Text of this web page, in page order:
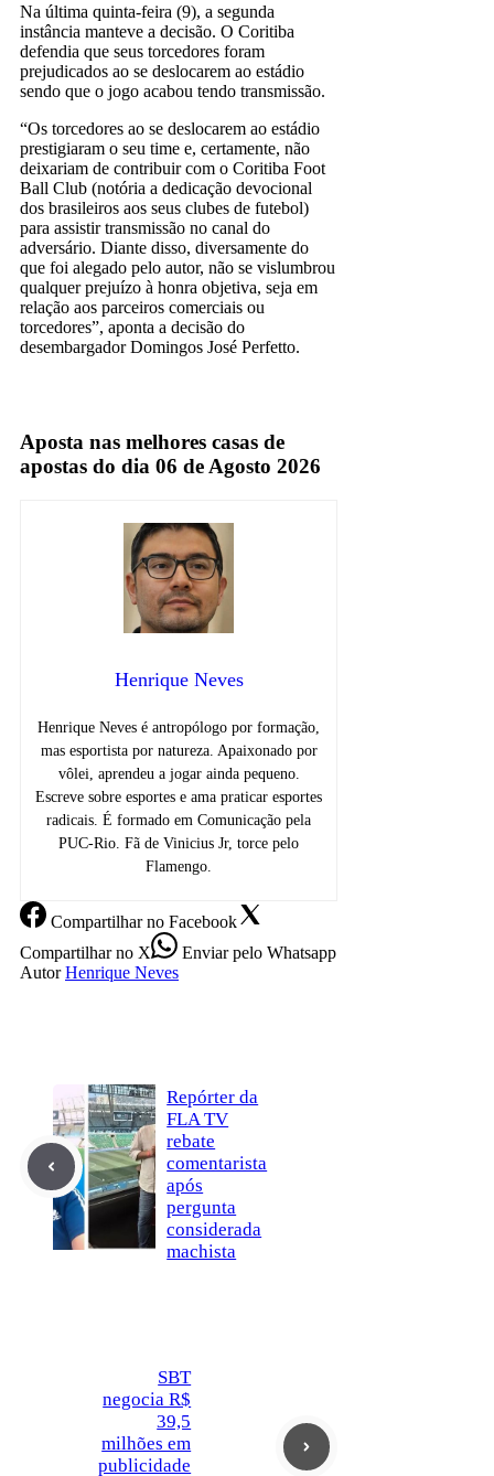
Na última quinta-feira (9), a segunda
instância manteve a decisão. O Coritiba
defendia que seus torcedores foram
prejudicados ao se deslocarem ao estádio
sendo que o jogo acabou tendo transmissão.
“Os torcedores ao se deslocarem ao estádio
prestigiaram o seu time e, certamente, não
deixariam de contribuir com o Coritiba Foot
Ball Club (notória a dedicação devocional
dos brasileiros aos seus clubes de futebol)
para assistir transmissão no canal do
adversário. Diante disso, diversamente do
que foi alegado pelo autor, não se vislumbrou
qualquer prejuízo à honra objetiva, seja em
relação aos parceiros comerciais ou
torcedores”, aponta a decisão do
desembargador Domingos José Perfetto.
Aposta nas melhores casas de
apostas do dia 06 de Agosto 2026
Henrique Neves
Henrique Neves é antropólogo por formação,
mas esportista por natureza. Apaixonado por
vôlei, aprendeu a jogar ainda pequeno.
Escreve sobre esportes e ama praticar esportes
radicais. É formado em Comunicação pela
PUC-Rio. Fã de Vinicius Jr, torce pelo
Flamengo.
Compartilharno Facebook
Compartilharno X Enviarpelo Whatsapp
Autor Henrique Neves
Repórter da
FLA TV
rebate
comentarista
após
pergunta
considerada
machista
SBT
negocia R$
39,5
milhões em
publicidade